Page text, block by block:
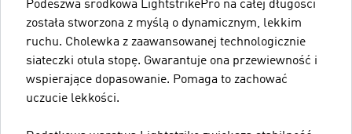
Podeszwa środkowa LightstrikePro na całej długości
została stworzona z myślą o dynamicznym, lekkim
ruchu. Cholewka z zaawansowanej technologicznie
siateczki otula stopę. Gwarantuje ona przewiewność i
wspierające dopasowanie. Pomaga to zachować
uczucie lekkości.